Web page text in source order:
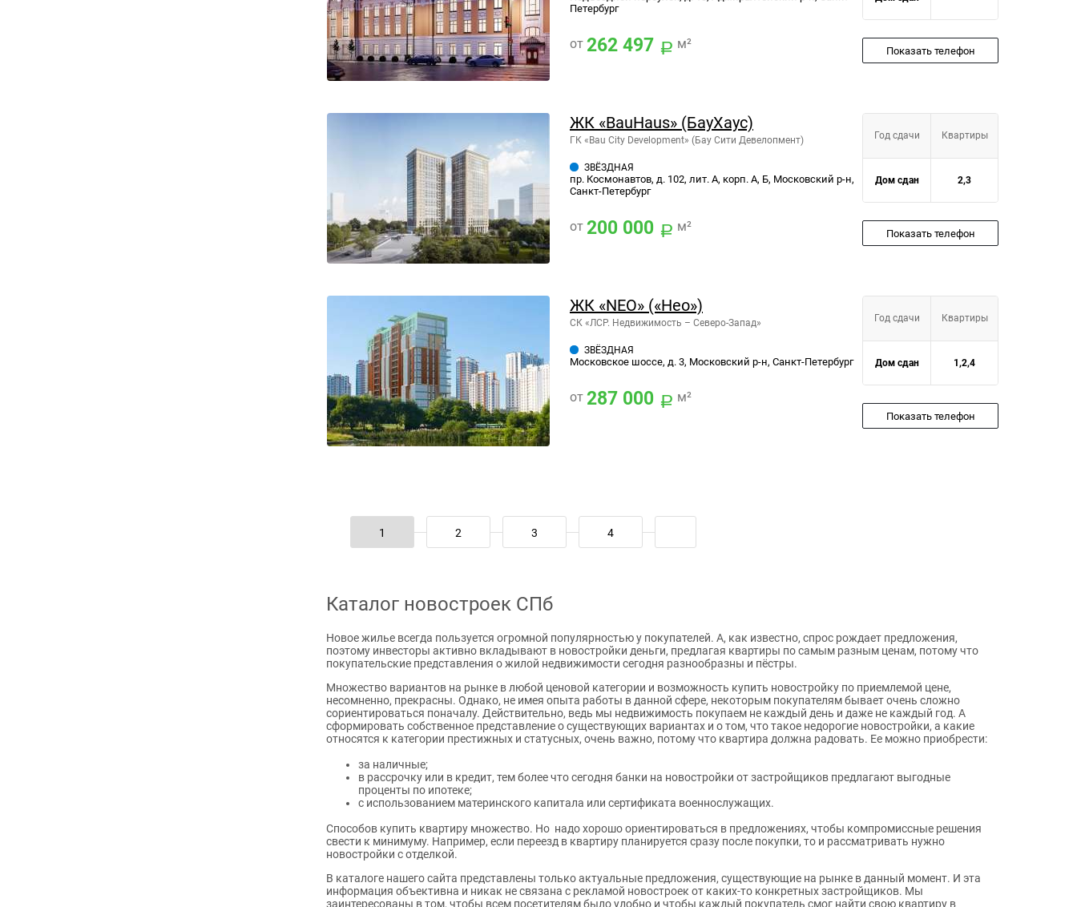
Петербург
от 262 497 м² Показать телефон
ЖК «BauHaus» (БауХаус)
ГК «Bau City Development» (Бау Сити Девелопмент)
ЗВЁЗДНАЯ
пр. Космонавтов, д. 102, лит. А, корп. А, Б, Московский р-н,
Санкт-Петербург
от 200 000 м²
Год сдачи Квартиры
Дом сдан 2,3
Показать телефон
ЖК «NEO» («Нео»)
СК «ЛСР. Недвижимость – Северо-Запад»
ЗВЁЗДНАЯ
Московское шоссе, д. 3, Московский р-н, Санкт-Петербург
от 287 000 м²
Год сдачи Квартиры
Дом сдан 1,2,4
Показать телефон
1 2 3 4
Каталог новостроек СПб
Новое жилье всегда пользуется огромной популярностью у покупателей. А, как известно, спрос рождает предложения,
поэтому инвесторы активно вкладывают в новостройки деньги, предлагая квартиры по самым разным ценам, потому что
покупательские представления о жилой недвижимости сегодня разнообразны и пёстры.
Множество вариантов на рынке в любой ценовой категории и возможность купить новостройку по приемлемой цене,
несомненно, прекрасны. Однако, не имея опыта работы в данной сфере, некоторым покупателям бывает очень сложно
сориентироваться поначалу. Действительно, ведь мы недвижимость покупаем не каждый день и даже не каждый год. А
сформировать собственное представление о существующих вариантах и о том, что такое недорогие новостройки, а какие
относятся к категории престижных и статусных, очень важно, потому что квартира должна радовать. Ее можно приобрести:
за наличные;
в рассрочку или в кредит, тем более что сегодня банки на новостройки от застройщиков предлагают выгодные
проценты по ипотеке;
с использованием материнского капитала или сертификата военнослужащих.
Способов купить квартиру множество. Но надо хорошо ориентироваться в предложениях, чтобы компромиссные решения
свести к минимуму. Например, если переезд в квартиру планируется сразу после покупки, то и рассматривать нужно
новостройки с отделкой.
В каталоге нашего сайта представлены только актуальные предложения, существующие на рынке в данный момент. И эта
информация объективна и никак не связана с рекламой новостроек от каких-то конкретных застройщиков. Мы
заинтересованы в том, чтобы всем посетителям было удобно и чтобы каждый покупатель смог найти свою квартиру в